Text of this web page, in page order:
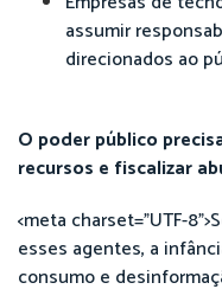
assumir
direcionados ao
O poder público
recursos e fiscalizar
<meta charset="UTF-
esses agentes, a
consumo e